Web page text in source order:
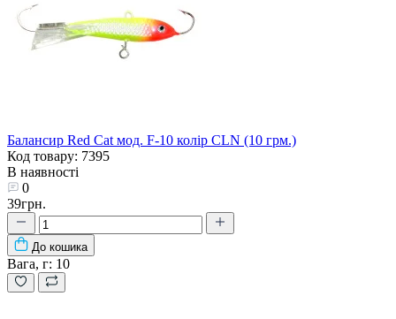
Балансир Red Cat мод. F-10 колір CLN (10 грм.)
Код товару: 7395
В наявності
0
39грн.
До кошика
Вага, г: 10